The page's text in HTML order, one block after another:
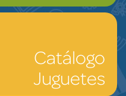
Catálogo
Juguetes